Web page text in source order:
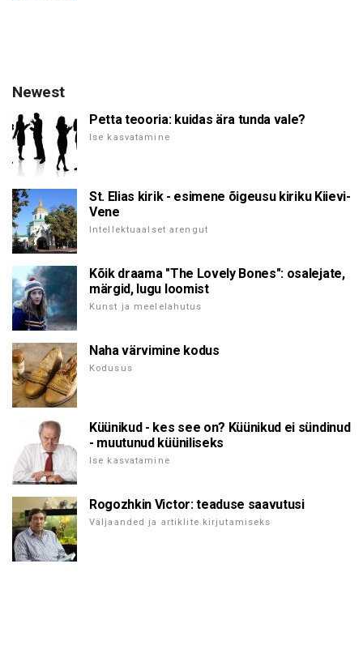
Newest
Petta teooria: kuidas ära tunda vale?
Ise kasvatamine
St. Elias kirik - esimene õigeusu kiriku Kiievi-
Vene
Intellektuaalset arengut
Kõik draama "The Lovely Bones": osalejate,
märgid, lugu loomist
Kunst ja meelelahutus
Naha värvimine kodus
Kodusus
Küünikud - kes see on? Küünikud ei sündinud
- muutunud küüniliseks
Ise kasvatamine
Rogozhkin Victor: teaduse saavutusi
Väljaanded ja artiklite kirjutamiseks